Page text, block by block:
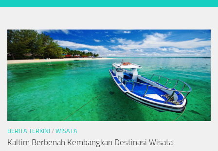
BERITA TERKINI / WISATA
Kaltim Berbenah Kembangkan Destinasi Wisata